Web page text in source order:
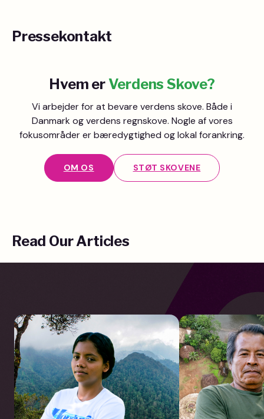
Pressekontakt
Hvem erVerdens Skove?
Vi arbejder for at bevare verdens skove. Både i
Danmark og verdens regnskove. Nogle af vores
fokusområder er bæredygtighed og lokal forankring.
OM OS STØT SKOVENE
Read Our Articles